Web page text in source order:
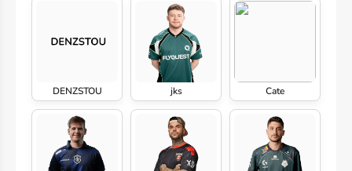
DENZSTOU jks Cate